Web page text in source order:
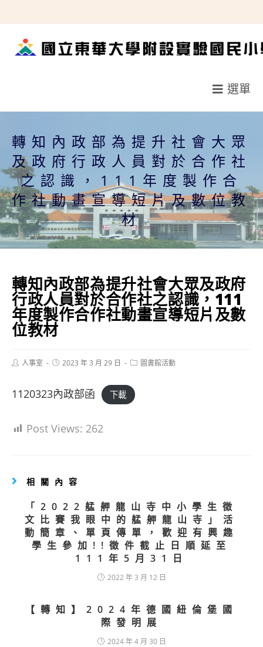
轉
選單
轉知內政部為提升社會大眾
及政府行政人員對於合作社
之認識，111年度製作合
作社動畫宣導短片及數位教
材
轉知內政部為提升社會大眾及政府
行政人員對於合作社之認識，111
年度製作合作社動畫宣導短片及數
位教材
Post人事室
Post2023 年 3 月 29 日
Post圖書館活動
1120323內政部函 下載
Post Views: 262
相關內容
「2022艋舺龍山寺中小學生徵
文比賽我眼中的艋舺龍山寺」活
動簡章、單頁傳單，歡迎有興趣
學生參加!!徵件截止日順延至
111年5月31日
2022 年 3 月 12 日
【轉知】2024年德國紐倫堡國
際發明展
2024 年 4 月 30 日